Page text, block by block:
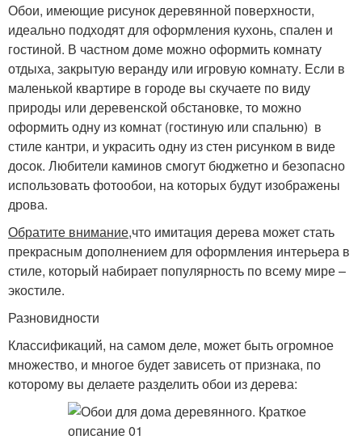
Обои, имеющие рисунок деревянной поверхности,
идеально подходят для оформления кухонь, спален и
гостиной. В частном доме можно оформить комнату
отдыха, закрытую веранду или игровую комнату. Если в
маленькой квартире в городе вы скучаете по виду
природы или деревенской обстановке, то можно
оформить одну из комнат (гостиную или спальню) в
стиле кантри, и украсить одну из стен рисунком в виде
досок. Любители каминов смогут бюджетно и безопасно
использовать фотообои, на которых будут изображены
дрова.
Обратите внимание,что имитация дерева может стать
прекрасным дополнением для оформления интерьера в
стиле, который набирает популярность по всему мире –
экостиле.
Разновидности
Классификаций, на самом деле, может быть огромное
множество, и многое будет зависеть от признака, по
которому вы делаете разделить обои из дерева: